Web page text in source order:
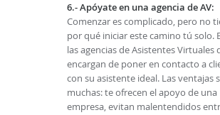
6.- Apóyate en una agencia de AV:
Comenzar es complicado, pero no
por qué iniciar este camino tú solo.
las agencias de Asistentes Virtuales
encargan de poner en contacto a
con su asistente ideal. Las ventajas
muchas: te ofrecen el apoyo de una
empresa, evitan malentendidos